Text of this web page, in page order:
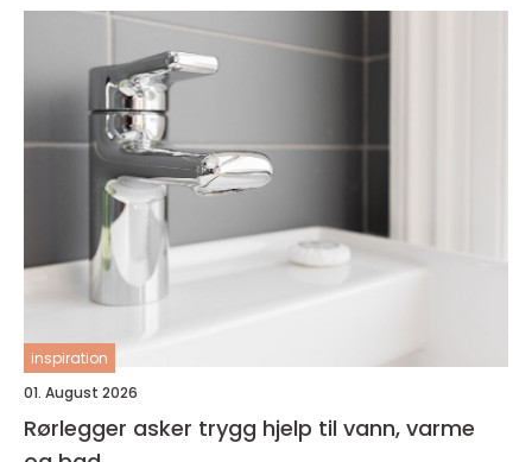
inspiration
01. August 2026
Rørlegger asker trygg hjelp til vann, varme